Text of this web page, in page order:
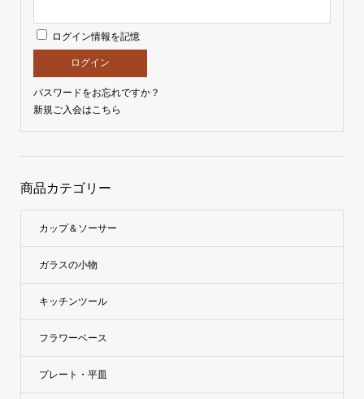
ログイン情報を記憶
パスワードをお忘れですか？
新規ご入会はこちら
商品カテゴリー
カップ＆ソーサー
ガラスの小物
キッチンツール
フラワーベース
プレート・平皿